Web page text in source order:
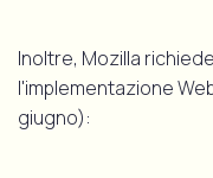
Inoltre, Mozilla
l'implementazione
giugno):